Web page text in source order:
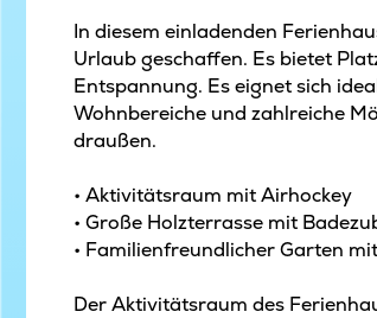
In diesem einladenden
Urlaub geschaffen. Es bietet
Entspannung. Es eignet sich
Wohnbereiche und zahlreiche
draußen.
• Aktivitätsraum mit Airhockey
• Große Holzterrasse mit
• Familienfreundlicher Garten
Der Aktivitätsraum des